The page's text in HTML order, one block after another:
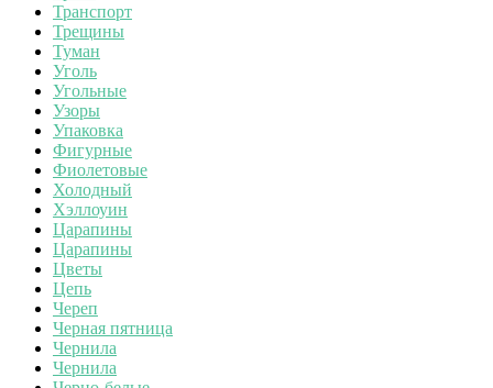
Транспорт
Трещины
Туман
Уголь
Угольные
Узоры
Упаковка
Фигурные
Фиолетовые
Холодный
Хэллоуин
Царапины
Царапины
Цветы
Цепь
Череп
Черная пятница
Чернила
Чернила